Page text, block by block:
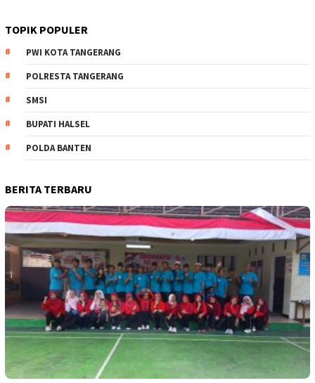
TOPIK POPULER
PWI KOTA TANGERANG
POLRESTA TANGERANG
SMSI
BUPATI HALSEL
POLDA BANTEN
BERITA TERBARU